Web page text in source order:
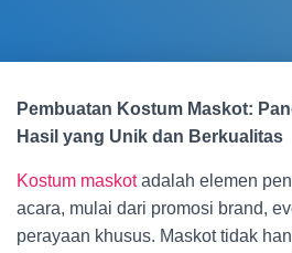
Pembuatan Kostum Maskot:
Hasil yang Unik dan Berkualitas
Kostum maskotadalah elemen
acara, mulai dari promosi brand,
perayaan khusus. Maskot tidak